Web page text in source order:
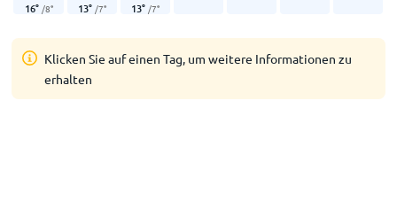
16° /8° 13° /7° 13° /7°
Klicken Sie auf einen Tag, um weitere Informationen zu
erhalten